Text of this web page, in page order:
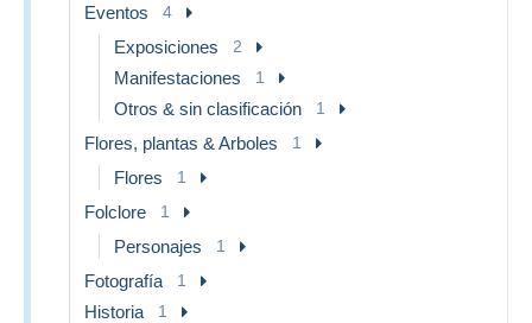
Eventos 4
Exposiciones 2
Manifestaciones 1
Otros & sin clasificación 1
Flores, plantas & Arboles 1
Flores 1
Folclore 1
Personajes 1
Fotografía 1
Historia 1